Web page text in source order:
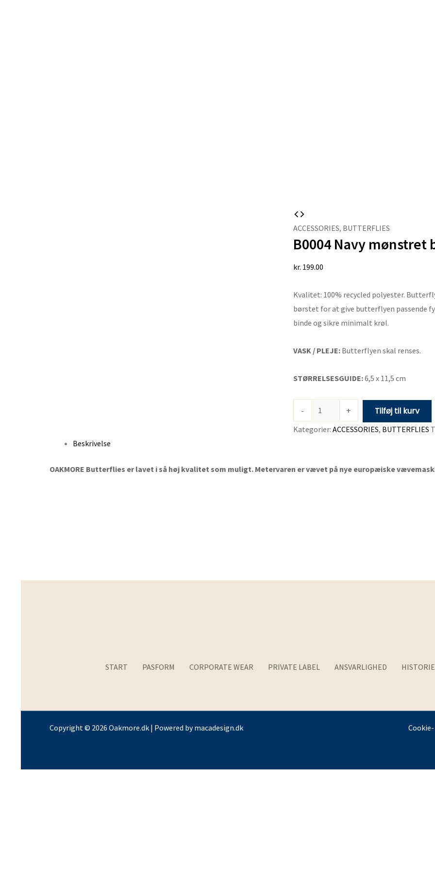
ACCESSORIES, BUTTERFLIES
B0004 Navy
kr. 199.00
Kvalitet: 100% recycled polyester.
børstet for at give butterflyen passende
binde og sikre minimalt krøl.
VASK / PLEJE: Butterflyen skal renses.
STØRRELSESGUIDE:6,5 x 11,5 cm
-
B0004
Navy
mønstret
antal
+ Tilføj til kurv
Kategorier: ACCESSORIES, BUTTERFLIES
Beskrivelse
OAKMORE Butterflies er lavet i så høj kvalitet som muligt. Metervaren er vævet på nye europæiske
START PASFORM CORPORATE WEAR PRIVATE LABEL ANSVARLIGHED HISTORIE
Copyright © 2026 Oakmore.dk | Powered bymacadesign.dk